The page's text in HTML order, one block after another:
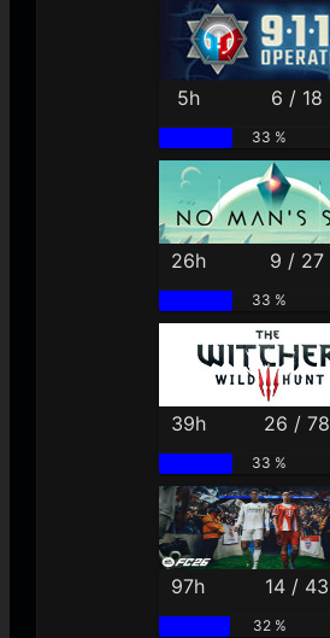
5h 6 / 18
33 %
26h 9 / 27
33 %
39h 26 / 78
33 %
97h 14 / 43
32 %